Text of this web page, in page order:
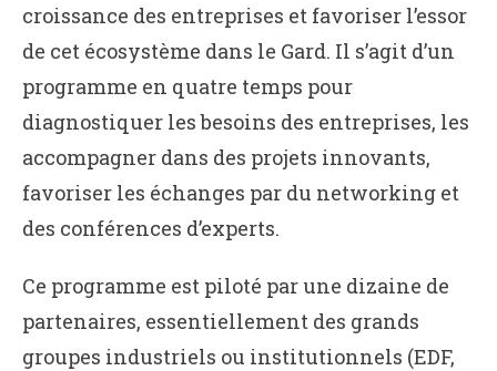
croissance des entreprises et favoriser l’essor
de cet écosystème dans le Gard. Il s’agit d’un
programme en quatre temps pour
diagnostiquer les besoins des entreprises, les
accompagner dans des projets innovants,
favoriser les échanges par du networking et
des conférences d’experts.
Ce programme est piloté par une dizaine de
partenaires, essentiellement des grands
groupes industriels ou institutionnels (EDF,